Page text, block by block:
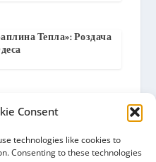
Consent
technologies like cookies to
Consenting to these technologies
Тепла»: Роздача
Одеса